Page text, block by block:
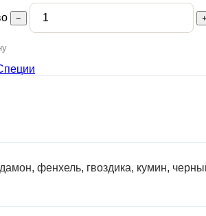
− +
фенхель, гвоздика, кумин,